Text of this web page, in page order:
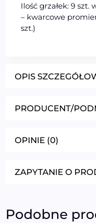
Ilość grzałek: 9 szt.
– kwarcowe
szt.)
OPIS
PRODUCENT/
OPINIE (0)
ZAPYTANIE O
Podobne